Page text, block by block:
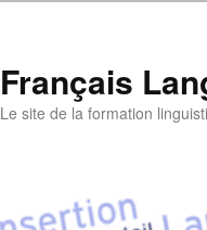
Français
Le site de la formation